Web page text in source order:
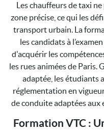
Les chauffeurs de taxi
zone précise, ce qui les
transport urbain. La
les candidats à
d'acquérir les
les rues animées de Paris.
adaptée, les étudiants
réglementation en
de conduite adaptées aux
Formation VTC :